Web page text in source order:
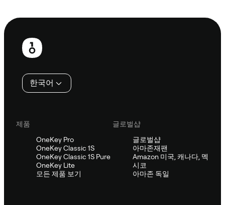
보
한국어
제품
OneKey Pro
OneKey Classic 1S
OneKey Classic 1S Pure
OneKey Lite
모든 제품 보기
글로벌샵
글로벌샵
아마존재팬
Amazon 미국, 캐나다, 멕
시코
아마존 독일